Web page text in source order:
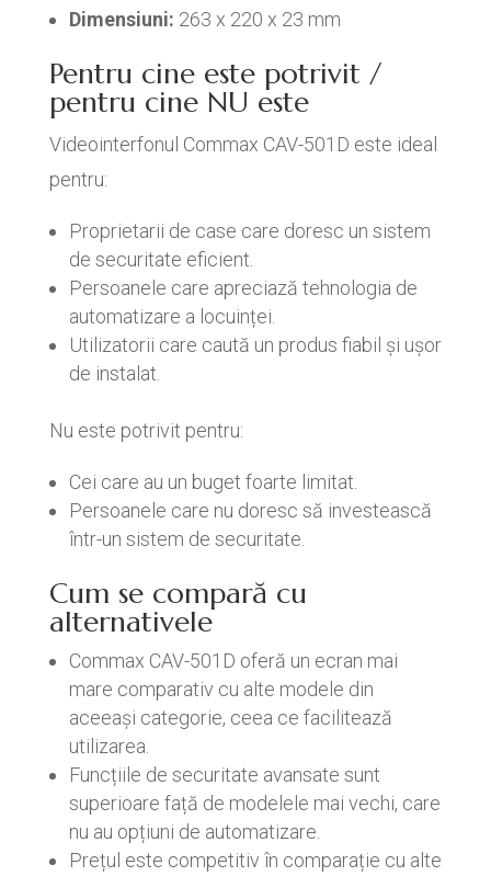
Dimensiuni: 263 x 220 x 23 mm
Pentru cine este potrivit /
pentru cine NU este
Videointerfonul Commax CAV-501D este ideal
pentru:
Proprietarii de case care doresc un sistem
de securitate eficient.
Persoanele care apreciază tehnologia de
automatizare a locuinței.
Utilizatorii care caută un produs fiabil și ușor
de instalat.
Nu este potrivit pentru:
Cei care au un buget foarte limitat.
Persoanele care nu doresc să investească
într-un sistem de securitate.
Cum se compară cu
alternativele
Commax CAV-501D oferă un ecran mai
mare comparativ cu alte modele din
aceeași categorie, ceea ce facilitează
utilizarea.
Funcțiile de securitate avansate sunt
superioare față de modelele mai vechi, care
nu au opțiuni de automatizare.
Prețul este competitiv în comparație cu alte